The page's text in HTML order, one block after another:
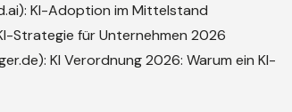
KI-Adoption im Mittelstand
Strategie für Unternehmen 2026
KI Verordnung 2026: Warum ein KI-